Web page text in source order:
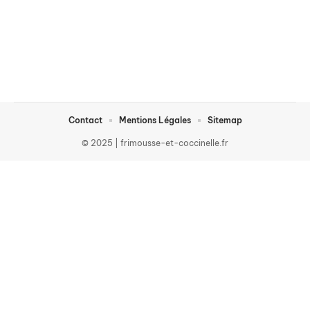
© 2025 | frimousse-et-coccinelle.fr
Contact Mentions Légales Sitemap